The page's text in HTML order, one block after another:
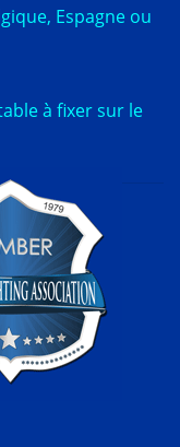
Espagne ou
à fixer sur le